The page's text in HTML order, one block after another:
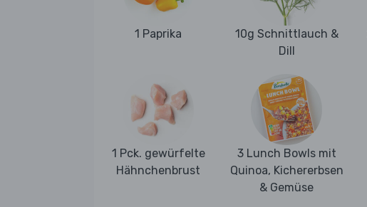
1 Paprika
10g Schnittlauch &
Dill
1 Pck. gewürfelte
Hähnchenbrust
3 Lunch Bowls mit
Quinoa, Kichererbsen
& Gemüse